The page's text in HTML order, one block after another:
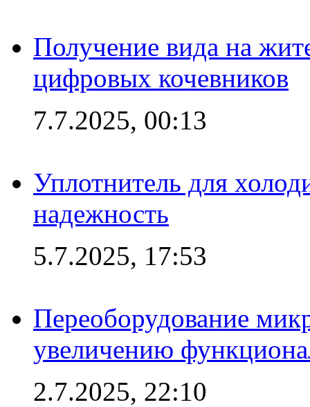
Получение вида на
цифровых кочевников
7.7.2025, 00:13
Уплотнитель для
надежность
5.7.2025, 17:53
Переоборудование
увеличению
2.7.2025, 22:10